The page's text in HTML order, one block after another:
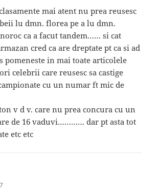
mai atent nu prea reusesc
lu dmn. florea pe a lu dmn.
ca a facut tandem…… si cat
cred ca are dreptate pt ca si ad
pomeneste in mai toate articolele
celebrii care reusesc sa castige
cu un numar ft mic de
v d v. care nu prea concura cu un
de 16 vaduvi………… dar pt asta tot
etc etc